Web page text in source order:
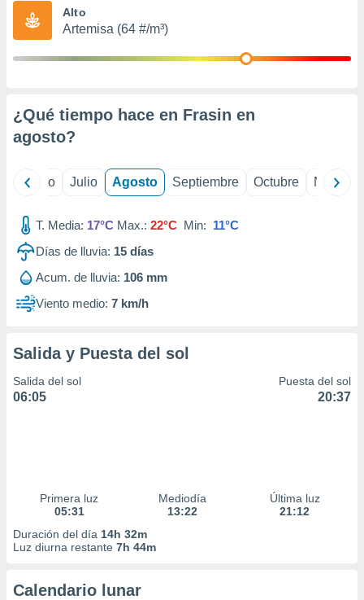
publicidad
1199
Alto
Artemisa (64 #/m³)
¿Qué tiempo hace en Frasin en
agosto?
Junio Julio Agosto Septiembre Octubre
T. Media: 17°C Max.: 22°C Min: 11°C
Días de lluvia: 15 días
Acum. de lluvia: 106 mm
Viento medio: 7 km/h
Salida y Puesta del sol
Salida del sol
06:05
Puesta del sol
20:37
Primera luz
05:31
Mediodía
13:22
Última luz
21:12
Duración del día 14h 32m
Luz diurna restante 7h 44m
Calendario lunar